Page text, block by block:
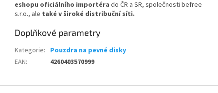
eshopu oficiálního importéra do ČR a SR, společnosti befree
s.r.o., ale také v široké distribuční síti.
Doplňkové parametry
Kategorie: Pouzdra na pevné disky
EAN: 4260403570999